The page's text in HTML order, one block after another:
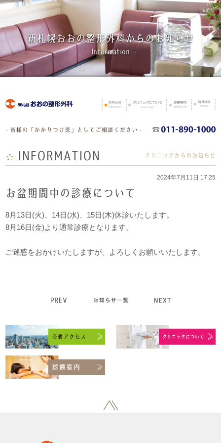
新札幌おおの整形外科からのお知らせ
- Information -
INFORMATION クリニックからのお知らせ
2024年7月11日 17:25
お盆期間中の診療について
8月13日(火)、14日(水)、15日(木)休診いたします。
8月16日(金)より通常診療となります。
ご迷惑をおかけいたしますが、よろしくお願いいたします。